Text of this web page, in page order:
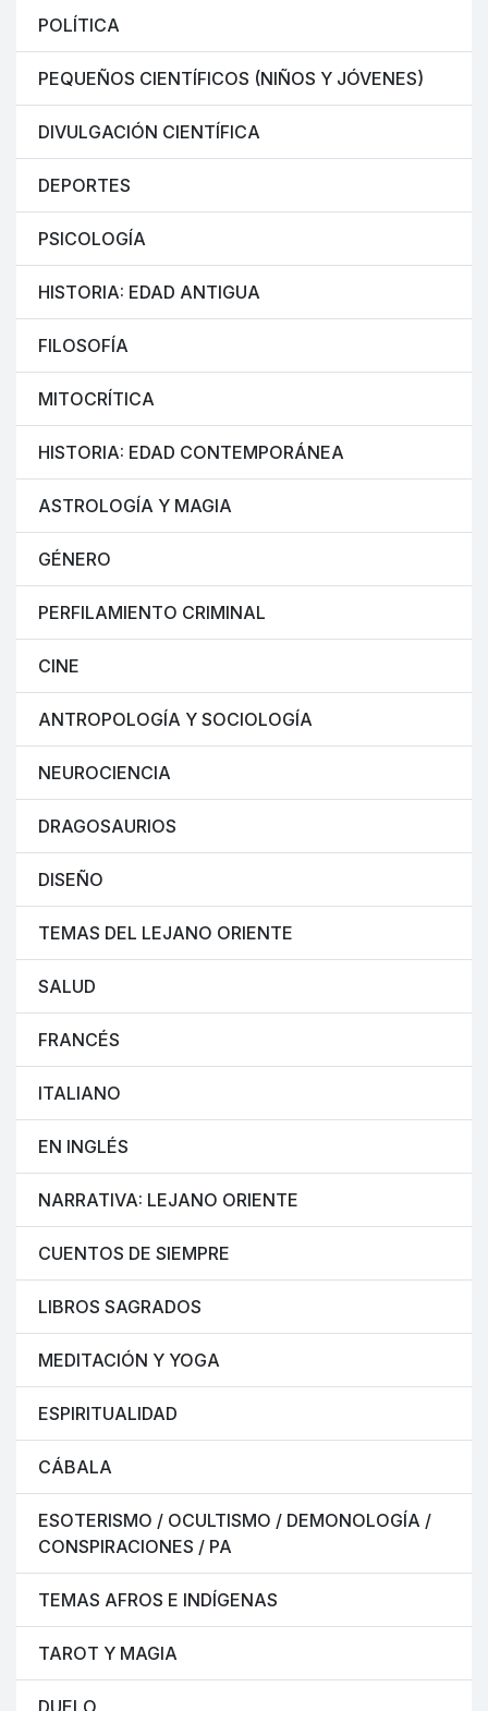
POLÍTICA
PEQUEÑOS CIENTÍFICOS (NIÑOS Y JÓVENES)
DIVULGACIÓN CIENTÍFICA
DEPORTES
PSICOLOGÍA
HISTORIA: EDAD ANTIGUA
FILOSOFÍA
MITOCRÍTICA
HISTORIA: EDAD CONTEMPORÁNEA
ASTROLOGÍA Y MAGIA
GÉNERO
PERFILAMIENTO CRIMINAL
CINE
ANTROPOLOGÍA Y SOCIOLOGÍA
NEUROCIENCIA
DRAGOSAURIOS
DISEÑO
TEMAS DEL LEJANO ORIENTE
SALUD
FRANCÉS
ITALIANO
EN INGLÉS
NARRATIVA: LEJANO ORIENTE
CUENTOS DE SIEMPRE
LIBROS SAGRADOS
MEDITACIÓN Y YOGA
ESPIRITUALIDAD
CÁBALA
ESOTERISMO / OCULTISMO / DEMONOLOGÍA /
CONSPIRACIONES / PA
TEMAS AFROS E INDÍGENAS
TAROT Y MAGIA